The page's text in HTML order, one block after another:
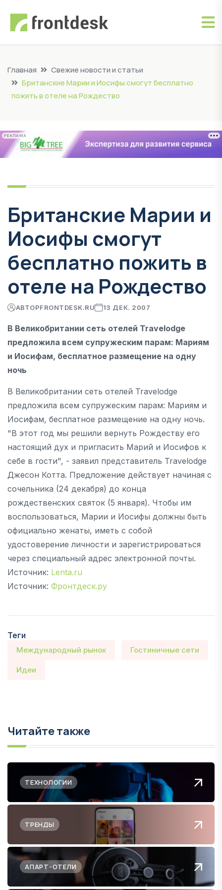
Главная
Свежие новости и статьи
Британские Марии и Иосифы смогут бесплатно
пожить в отеле на Рождество
РЕКЛАМА
Британские Марии и
Иосифы смогут
бесплатно пожить в
отеле на Рождество
АВТОРFRONTDESK.RU 13 ДЕК. 2007
В Великобритании сеть отелей Travelodge
предложила всем супружеским парам: Мариям
и Иосифам, бесплатное размещение на одну
ночь
В Великобритании сеть отелей Travelodge
предложила всем супружеским парам: Мариям и
Иосифам, бесплатное размещение на одну ночь.
"В этот год мы решили вернуть Рождеству его
настоящий дух и пригласить Марий и Иосифов к
себе в гости", - заявил представитель Travelodge
Джесон Котта. Предложение действует начиная с
сочельника (24 декабря) до конца
рождественских святок (5 января). Чтобы им
воспользоваться, Марии и Иосифы должны быть
официально женаты, иметь с собой
удостоверение личности и зарегистрироваться
через специальный адрес электронной почты.
Источник: Lenta.ru
Источник: Фронтдеск.ру
Теги
Международный рынок Гостиничные сети
Идеи
Читайте также
ТЕХНОЛОГИИ
ТРЕНДЫ
АПАРТ-ОТЕЛИ